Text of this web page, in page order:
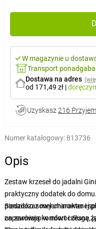
W magazynie u
Transport
Dostawa na adres
od 171,49 zł |
Uzyskasz 216
Numer katalogowy: 813736
Opis
Zestaw krzeseł do jadalni
praktyczny dodatek do
ponadczasowy charakter i
on zarówno w nowoczesne,
Siedzisko z melaminowanej
zapewniają komfort i długą